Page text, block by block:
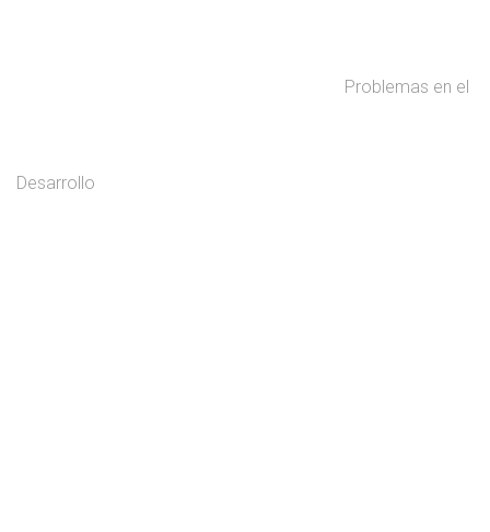
Problemas en el
Desarrollo